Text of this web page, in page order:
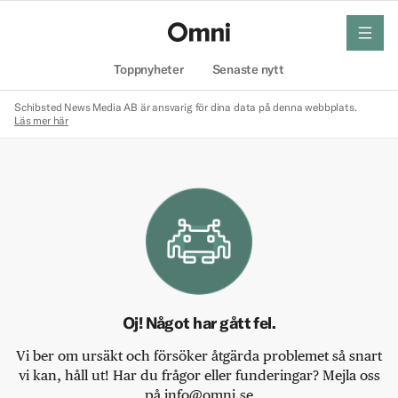
Toppnyheter Senaste nytt
meny
Schibsted News Media AB är ansvarig för dina data på denna webbplats.
Läs mer här
Oj! Något har gått fel.
Vi ber om ursäkt och försöker åtgärda problemet så snart
vi kan, håll ut! Har du frågor eller funderingar? Mejla oss